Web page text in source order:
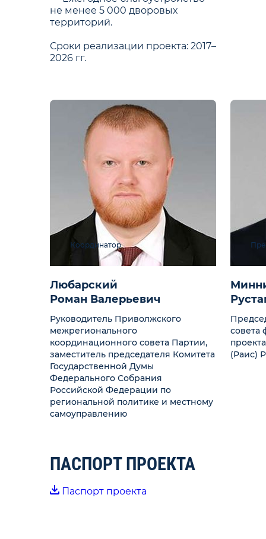
не менее 5 000 дворовых
территорий.
Сроки реализации проекта: 2017–
2026 гг.
Координатор
Любарский
Роман Валерьевич
Руководитель Приволжского
межрегионального
координационного совета Партии,
заместитель председателя Комитета
Государственной Думы
Федерального Собрания
Российской Федерации по
региональной политике и местному
самоуправлению
совета
(Раис)
ПАСПОРТ ПРОЕКТА
Паспорт проекта